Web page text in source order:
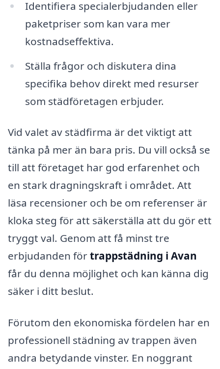
Identifiera specialerbjudanden eller
paketpriser som kan vara mer
kostnadseffektiva.
Ställa frågor och diskutera dina
specifika behov direkt med resurser
som städföretagen erbjuder.
Vid valet av städfirma är det viktigt att
tänka på mer än bara pris. Du vill också se
till att företaget har god erfarenhet och
en stark dragningskraft i området. Att
läsa recensioner och be om referenser är
kloka steg för att säkerställa att du gör ett
tryggt val. Genom att få minst tre
erbjudanden förtrappstädning i Avan
får du denna möjlighet och kan känna dig
säker i ditt beslut.
Förutom den ekonomiska fördelen har en
professionell städning av trappen även
andra betydande vinster. En noggrant